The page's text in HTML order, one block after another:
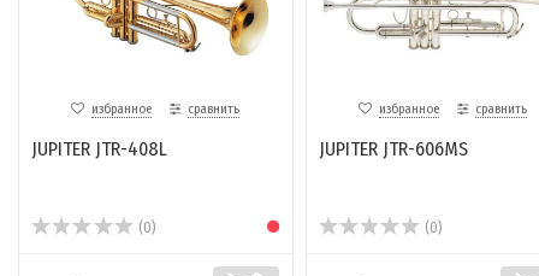
избранное сравнить
JUPITER JTR-408L
(0)
избранное сравнить
JUPITER JTR-606MS
(0)